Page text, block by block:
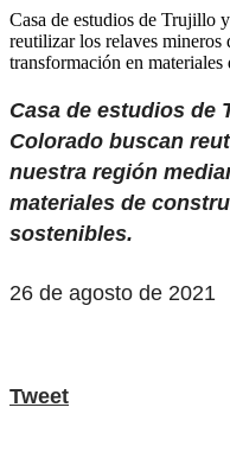
Casa de estudios de Trujillo
reutilizar los relaves mineros
transformación en
Casa de estudios de
Colorado buscan
nuestra región
materiales de
sostenibles.
26 de agosto de 2021
Tweet